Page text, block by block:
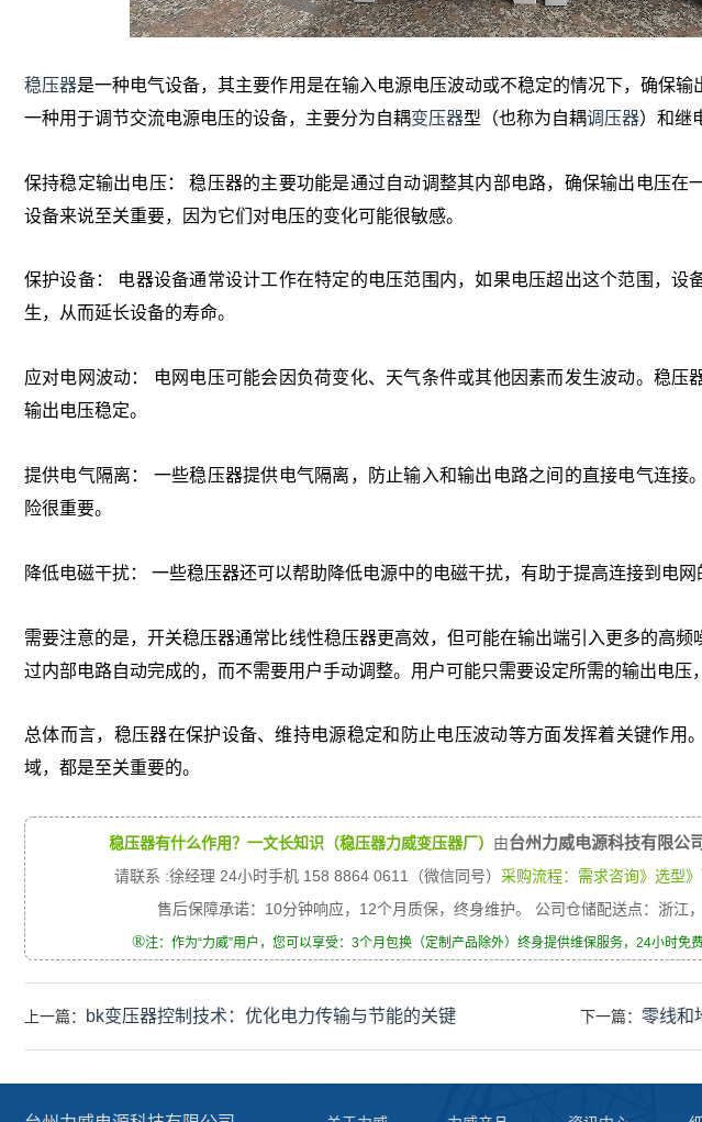
稳压器是一种电气设备，其主要作用是在输入电源电压波动或不稳定的情况下，确保
一种用于调节交流电源电压的设备，主要分为自耦变压器型（也称为自耦调压器）和继
保持稳定输出电压： 稳压器的主要功能是通过自动调整其内部电路，确保输出电压在
设备来说至关重要，因为它们对电压的变化可能很敏感。
保护设备： 电器设备通常设计工作在特定的电压范围内，如果电压超出这个范围，设
生，从而延长设备的寿命。
应对电网波动： 电网电压可能会因负荷变化、天气条件或其他因素而发生波动。稳压
输出电压稳定。
提供电气隔离： 一些稳压器提供电气隔离，防止输入和输出电路之间的直接电气连接
险很重要。
降低电磁干扰： 一些稳压器还可以帮助降低电源中的电磁干扰，有助于提高连接到电网
需要注意的是，开关稳压器通常比线性稳压器更高效，但可能在输出端引入更多的高
过内部电路自动完成的，而不需要用户手动调整。用户可能只需要设定所需的输出电压
总体而言，稳压器在保护设备、维持电源稳定和防止电压波动等方面发挥着关键作用
域，都是至关重要的。
稳压器有什么作用？一文长知识（稳压器力威变压器厂） 由台州力威电源科技有限公
请联系 :徐经理 24小时手机 158 8864 0611（微信同号） 采购流程：需求咨询》选型
售后保障承诺：10分钟响应，12个月质保，终身维护。 公司仓储配送点：浙江
®注：作为“力威”用户，您可以享受：3个月包换（定制产品除外）终身提供维保服务，24小时免
上一篇： bk变压器控制技术：优化电力传输与节能的关键 下一篇： 零线和